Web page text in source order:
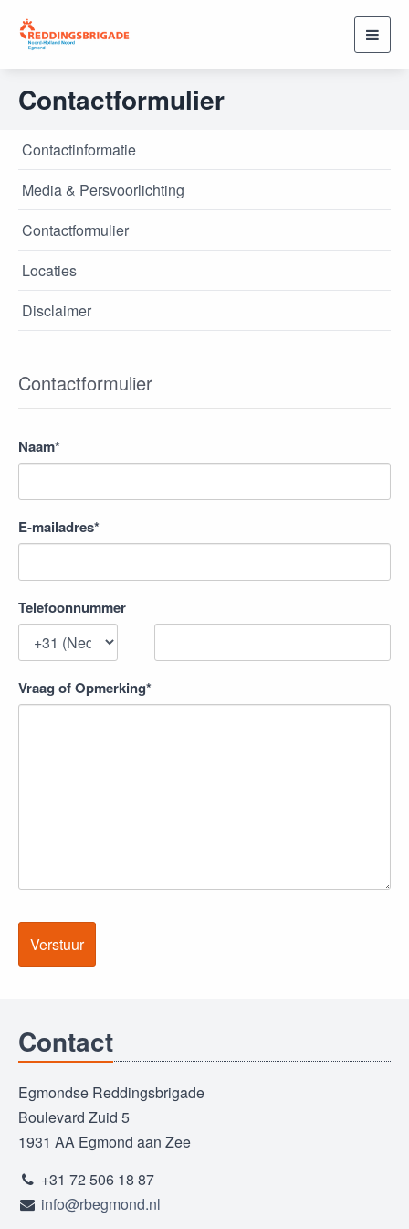
Contactformulier
Contactinformatie
Media & Persvoorlichting
Contactformulier
Locaties
Disclaimer
Contactformulier
Naam*
E-mailadres*
Telefoonnummer
Vraag of Opmerking*
Verstuur
Contact
Egmondse Reddingsbrigade
Boulevard Zuid 5
1931 AA Egmond aan Zee
+31 72 506 18 87
info@rbegmond.nl